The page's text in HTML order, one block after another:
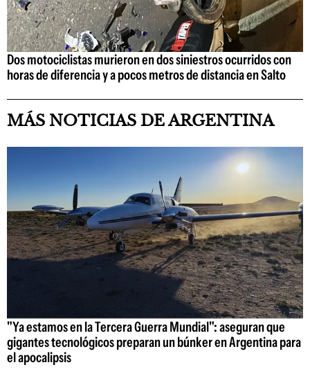
Dos motociclistas murieron en dos siniestros ocurridos con
horas de diferencia y a pocos metros de distancia en Salto
MÁS NOTICIAS DE ARGENTINA
"Ya estamos en la Tercera Guerra Mundial": aseguran que
gigantes tecnológicos preparan un búnker en Argentina para
el apocalipsis